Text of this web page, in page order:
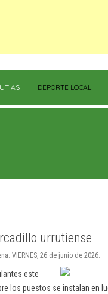
DEPORTE LOCAL
urrutiense
VIERNES, 26 de junio de 2026.
este
los puestos se instalan en